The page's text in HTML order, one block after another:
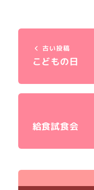
古い投稿
こどもの日
給食試食会